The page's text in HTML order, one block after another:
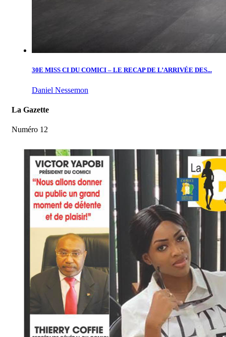
30E MISS CI DU COMICI – LE RECAP DE L’ARRIVÉE DES...
Daniel Nessemon
La Gazette
Numéro 12